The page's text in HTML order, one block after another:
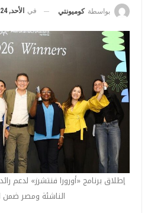
بواسطة كوميونتي في الأحد, 24 مايو، 2026
إطلاق برنامج «أورورا فنتشرز» لدعم
الناشئة ومصر ضمن